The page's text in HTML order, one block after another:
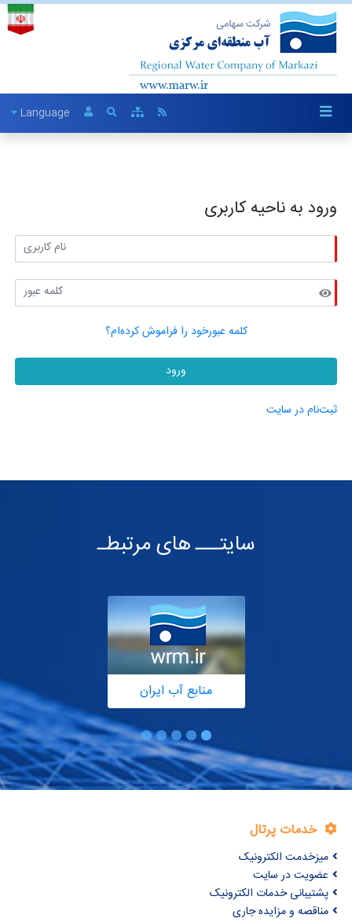
Language
ورود به ناحیه کاربری
کلمه عبورخود را فراموش کرده‌ام؟
ورود
ثبت‌نام در سایت
سایتـــ های مرتبطـ
منابع آب ایران
خدمات پرتال
میزخدمت الکترونیک
عضویت در سایت
پشتیبانی خدمات الکترونیک
مناقصه و مزایده جاری